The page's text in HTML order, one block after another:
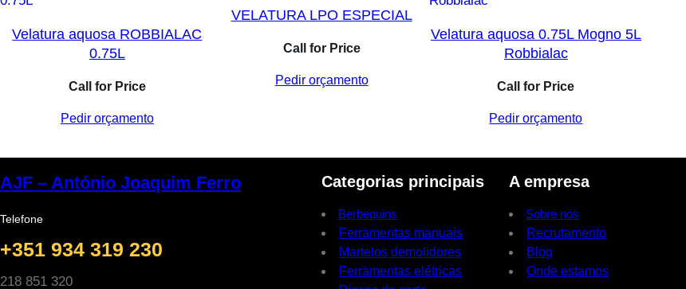
Velatura aquosa ROBBIALAC
0.75L
Call for Price
Pedir orçamento
VELATURA LPO ESPECIAL
Call for Price
Pedir orçamento
Velatura aquosa 0.75L Mogno 5L
Robbialac
Call for Price
Pedir orçamento
AJF – António Joaquim Ferro
Telefone
+351 934 319 230
218 851 320
Categorias principais
Berbequins
Ferramentas manuais
Martelos demolidores
Ferramentas elétricas
A empresa
Sobre nós
Recrutamento
Blog
Onde estamos